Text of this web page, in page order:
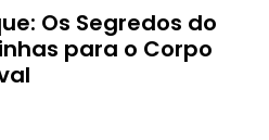
Os Segredos do
para o Corpo